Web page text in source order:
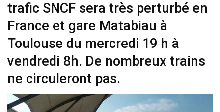
trafic SNCF sera très perturbé en
France et gare Matabiau à
Toulouse du mercredi 19 h à
vendredi 8h. De nombreux trains
ne circuleront pas.